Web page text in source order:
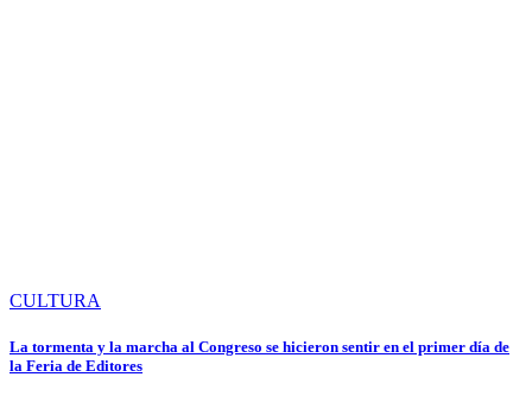
CULTURA
La tormenta y la marcha al Congreso se hicieron sentir en el primer día de
la Feria de Editores